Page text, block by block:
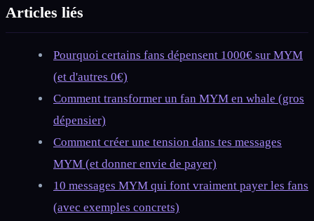
Articles liés
Pourquoi certains fans dépensent 1000€ sur MYM
(et d'autres 0€)
Comment transformer un fan MYM en whale (gros
dépensier)
Comment créer une tension dans tes messages
MYM (et donner envie de payer)
10 messages MYM qui font vraiment payer les fans
(avec exemples concrets)